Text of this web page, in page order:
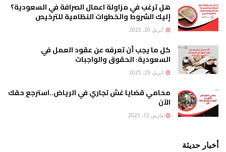
هل ترغب في مزاولة اعمال الصرافة في السعودية؟
إليك الشروط والخطوات النظامية للترخيص
أبريل 20, 2025
كل ما يجب أن تعرفه عن عقود العمل في
السعودية: الحقوق والواجبات
أبريل 29, 2025
محامي قضايا غش تجاري في الرياض..استرجع حقك
الآن
مارس 12, 2025
أخبار حديثة